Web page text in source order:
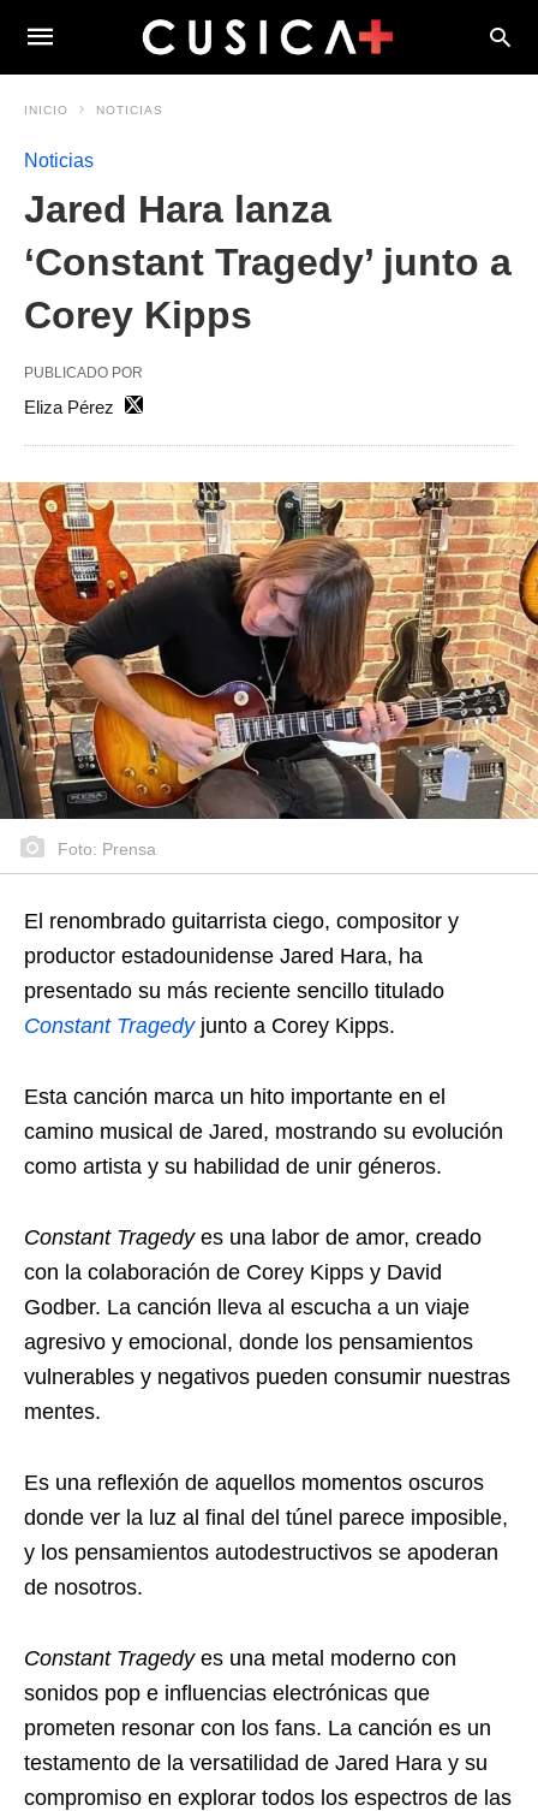
INICIO NOTICIAS
Noticias
Jared Hara lanza
‘Constant Tragedy’ junto a
Corey Kipps
PUBLICADO POR
Eliza Pérez
Foto: Prensa
El renombrado guitarrista ciego, compositor y
productor estadounidense Jared Hara, ha
presentado su más reciente sencillo titulado
Constant Tragedyjunto a Corey Kipps.
Esta canción marca un hito importante en el
camino musical de Jared, mostrando su evolución
como artista y su habilidad de unir géneros.
Constant Tragedyes una labor de amor, creado
con la colaboración de Corey Kipps y David
Godber. La canción lleva al escucha a un viaje
agresivo y emocional, donde los pensamientos
vulnerables y negativos pueden consumir nuestras
mentes.
Es una reflexión de aquellos momentos oscuros
donde ver la luz al final del túnel parece imposible,
y los pensamientos autodestructivos se apoderan
de nosotros.
Constant Tragedyes una metal moderno con
sonidos pop e influencias electrónicas que
prometen resonar con los fans. La canción es un
testamento de la versatilidad de Jared Hara y su
compromiso en explorar todos los espectros de las